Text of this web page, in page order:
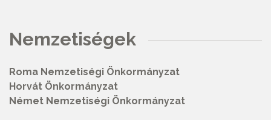
Nemzetiségek
Roma Nemzetiségi Önkormányzat
Horvát Önkormányzat
Német Nemzetiségi Önkormányzat